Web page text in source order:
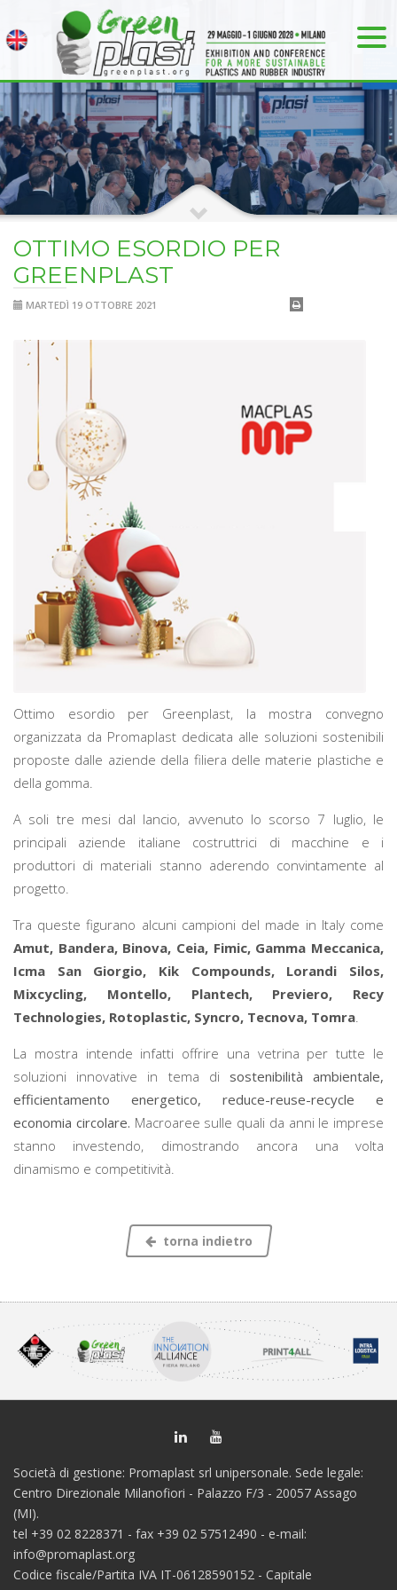
OTTIMO ESORDIO PER
GREENPLAST
MARTEDÌ 19 OTTOBRE 2021
Ottimo esordio per Greenplast, la mostra convegno
organizzata da Promaplast dedicata alle soluzioni sostenibili
proposte dalle aziende della filiera delle materie plastiche e
della gomma.
A soli tre mesi dal lancio, avvenuto lo scorso 7 luglio, le
principali aziende italiane costruttrici di macchine e i
produttori di materiali stanno aderendo convintamente al
progetto.
Tra queste figurano alcuni campioni del made in Italy come
Amut, Bandera, Binova, Ceia, Fimic, Gamma Meccanica,
Icma San Giorgio, Kik Compounds, Lorandi Silos,
Mixcycling, Montello, Plantech, Previero, Recy
Technologies, Rotoplastic, Syncro, Tecnova, Tomra.
La mostra intende infatti offrire una vetrina per tutte le
soluzioni innovative in tema di sostenibilità ambientale,
efficientamento energetico, reduce-reuse-recycle e
economia circolare. Macroaree sulle quali da anni le imprese
stanno investendo, dimostrando ancora una volta
dinamismo e competitività.
torna indietro
Società di gestione: Promaplast srl unipersonale. Sede legale:
Centro Direzionale Milanofiori - Palazzo F/3 - 20057 Assago
(MI).
tel +39 02 8228371 - fax +39 02 57512490 - e-mail:
info@promaplast.org
Codice fiscale/Partita IVA IT-06128590152 - Capitale